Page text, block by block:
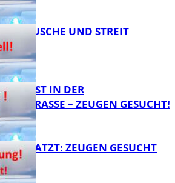
UND STREIT
IN DER
– ZEUGEN GESUCHT!
ZEUGEN GESUCHT